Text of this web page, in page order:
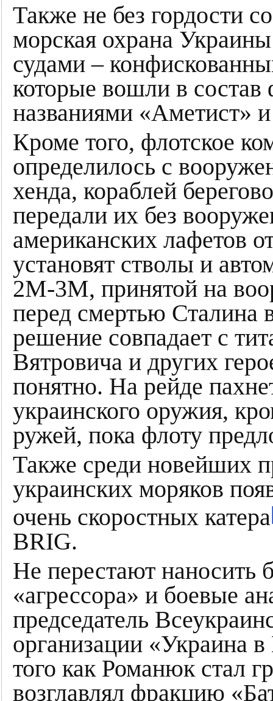
Также не без гордости
морская охрана
судами –
которые вошли в
названиями «Аметист»
Кроме того, флотское
определилось с
хенда, кораблей
передали их без
американских лафетов
установят стволы и
2М-3М, принятой на
перед смертью Сталина
решение совпадает с
Вятровича и других
понятно. На рейде
украинского оружия,
ружей, пока флоту
Также среди новейших
украинских моряков
очень скоростных катера
BRIG.
Не перестают наносить
«агрессора» и боевые
председатель
организации
того как Романюк стал
возглавлял фракцию